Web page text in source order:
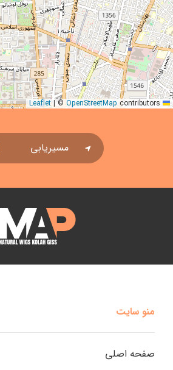
منو سایت
صفحه اصلی
|© OpenStreetMapcontributors
مسیریابی